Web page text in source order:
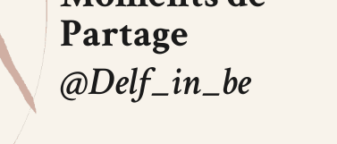
Partage
@Delf_in_be